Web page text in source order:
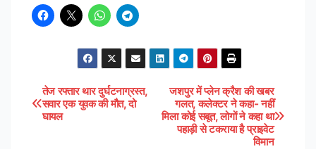
Post
navigation
जशपुर में प्लेन क्रैश की खबर
गलत, कलेक्टर ने कहा- नहीं
मिला कोई सबूत, लोगों ने कहा था
पहाड़ी से टकराया है प्राइवेट
विमान
तेज रफ्तार थार दुर्घटनाग्रस्त,
सवार एक युवक की मौत, दो
घायल